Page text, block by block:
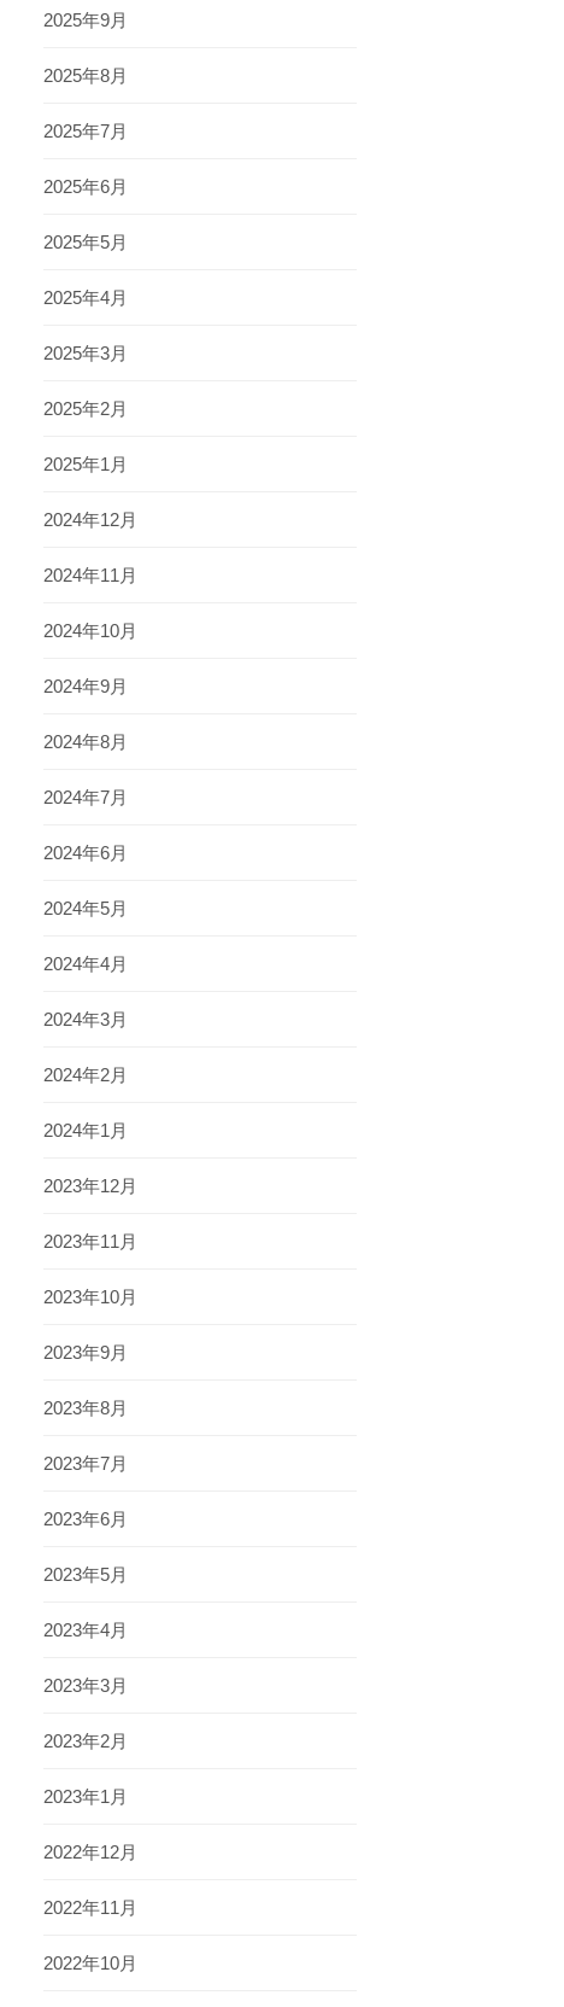
2025年9月
2025年8月
2025年7月
2025年6月
2025年5月
2025年4月
2025年3月
2025年2月
2025年1月
2024年12月
2024年11月
2024年10月
2024年9月
2024年8月
2024年7月
2024年6月
2024年5月
2024年4月
2024年3月
2024年2月
2024年1月
2023年12月
2023年11月
2023年10月
2023年9月
2023年8月
2023年7月
2023年6月
2023年5月
2023年4月
2023年3月
2023年2月
2023年1月
2022年12月
2022年11月
2022年10月